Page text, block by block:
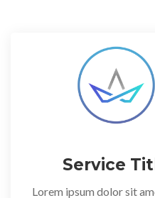
Service
Lorem ipsum dolor sit